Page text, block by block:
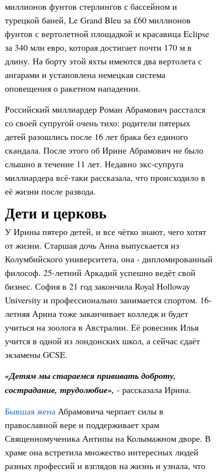
миллионов фунтов стерлингов с бассейном и
турецкой баней, Le Grand Bleu за £60 миллионов
фунтов с вертолетной площадкой и красавица Eclipse
за 340 млн евро, которая достигает почти 170 м в
длину. На борту этой яхты имеются два вертолета с
ангарами и установлена немецкая система
оповещения о ракетном нападении.
Российский миллиардер Роман Абрамович расстался
со своей супругой очень тихо: родители пятерых
детей разошлись после 16 лет брака без единого
скандала. После этого об Ирине Абрамович не было
слышно в течение 11 лет. Недавно экс-супруга
миллиардера всё-таки рассказала, что происходило в
её жизни после развода.
Дети и церковь
У Ирины пятеро детей, и все чётко знают, чего хотят
от жизни. Старшая дочь Анна выпускается из
Колумбийского университета, она - дипломированный
философ. 25-летний Аркадий успешно ведёт свой
бизнес. София в 21 год закончила Royal Holloway
University и профессионально занимается спортом. 16-
летняя Арина тоже заканчивает колледж и будет
учиться на зоолога в Австралии. Её ровесник Илья
учится в одной из лондонских школ, а сейчас сдаёт
экзамены GCSE.
«Детям мы стараемся прививать доброту,
сострадание, трудолюбие», - рассказала Ирина.
Бывшая жена Абрамовича черпает силы в
православной вере и поддерживает храм
Священномученика Антипы на Колымажном дворе. В
храме она встретила множество интересных людей
разных профессий и взглядов на жизнь и узнала, что